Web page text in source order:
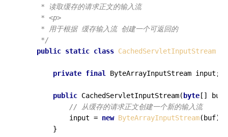
     * 读取缓存的请求正文的输入流
     * <p>
     * 用于根据 缓存输入流 创建一个可返回的
     */
public static class CachedServletInputStream
private final ByteArrayInputStream input;
public CachedServletInputStream( byte [] buf)
// 从缓存的请求正文创建一个新的输入流
            input =
new ByteArrayInputStream(buf);
        }